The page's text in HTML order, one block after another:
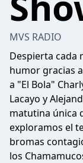
MVS RADIO
Despierta cada
humor gracias
a "El Bola"
Lacayo y
matutina única
exploramos el
bromas
los